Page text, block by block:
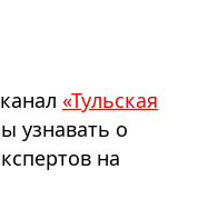
«Тульская
узнавать о
на